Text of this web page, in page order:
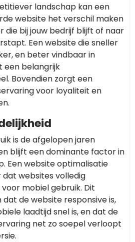
landschap kan een
website het verschil maken
die bij jouw bedrijf blijft of naar
Een website die sneller
en beter vindbaar in
een belangrijk
Bovendien zorgt een
voor loyaliteit en
is de afgelopen jaren
blijft een dominante factor in
Een website optimalisatie
websites volledig
mobiel gebruik. Dit
de website responsive is,
laadtijd snel is, en dat de
net zo soepel verloopt